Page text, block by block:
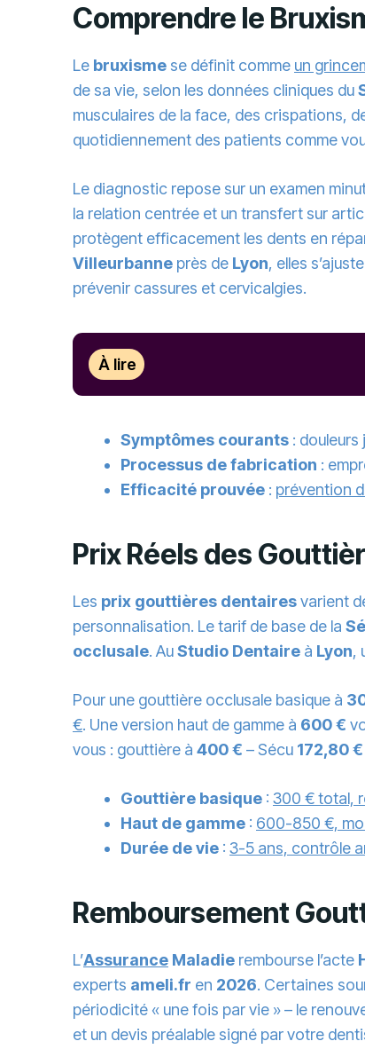
Comprendre le
Le bruxisme se définit comme un
de sa vie, selon les données cliniques du
musculaires de la face, des crispations,
quotidiennement des patients comme
Le diagnostic repose sur un examen
la relation centrée et un transfert sur
protègent efficacement les dents en
Villeurbanne près de Lyon, elles
prévenir cassures et cervicalgies.
À lire
Symptômes courants :
Processus de fabrication :
Efficacité prouvée : prévention
Prix Réels des
Les prix gouttières dentairesvarient
personnalisation. Le tarif de base de la
occlusale. AuStudio Dentaire à Lyon,
Pour une gouttière occlusale basique à
€. Une version haut de gamme à 600 €
vous : gouttière à 400 € – Sécu 172,80 €
Gouttière basique : 300 € total,
Haut de gamme : 600-850 €,
Durée de vie : 3-5 ans, contrôle
Remboursement
L’Assurance Maladie rembourse l’acte
experts ameli.fr en 2026. Certaines
périodicité « une fois par vie » – le
et un devis préalable signé par votre